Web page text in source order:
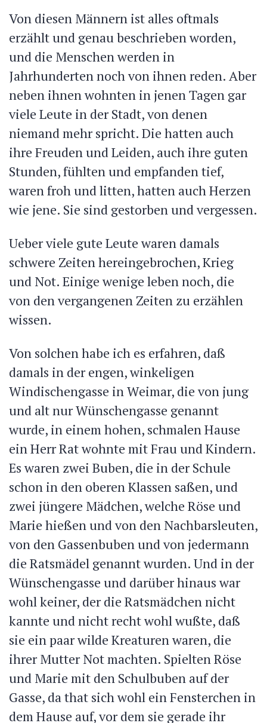
Von diesen Männern ist alles oftmals
erzählt und genau beschrieben worden,
und die Menschenwerden in
Jahrhunderten noch von ihnen reden. Aber
neben ihnen wohnten in jenen Tagen gar
viele Leute in der Stadt, von denen
niemand mehr spricht. Die hatten auch
ihre Freuden und Leiden, auch ihre guten
Stunden, fühlten und empfanden tief,
waren froh und litten, hatten auch Herzen
wie jene. Sie sind gestorben und vergessen.
Ueber viele gute Leute waren damals
schwere Zeiten hereingebrochen, Krieg
und Not. Einige wenige leben noch, die
von den vergangenen Zeiten zu erzählen
wissen.
Von solchen habe ich es erfahren, daß
damals in der engen, winkeligen
Windischengasse in Weimar, die von jung
und alt nur Wünschengasse genannt
wurde, in einem hohen, schmalen Hause
ein Herr Rat wohnte mit Frau und Kindern.
Es waren zwei Buben, die in der Schule
schon in den oberen Klassen saßen, und
zwei jüngere Mädchen, welche Röse und
Marie hießen und von den Nachbarsleuten,
von den Gassenbuben und von jedermann
die Ratsmädel genannt wurden. Und in der
Wünschengasse und darüber hinaus war
wohl keiner, der die Ratsmädchen nicht
kannte und nicht recht wohl wußte, daß
sie ein paar wilde Kreaturen waren, die
ihrer Mutter Not machten. Spielten Röse
und Marie mit den Schulbuben auf der
Gasse, da that sich wohl ein Fensterchen in
dem Hause auf, vor dem sie gerade ihr